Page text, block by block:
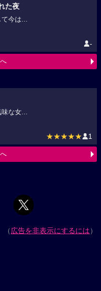
た夜
今は...
-
な女...
★★★★★ 1
（広告を非表示にするには）